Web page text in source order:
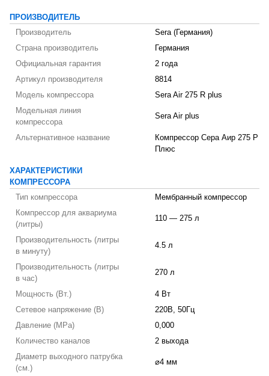
ПРОИЗВОДИТЕЛЬ
Производитель
Sera (Германия)
Страна производитель
Германия
Официальная гарантия
2 года
Артикул производителя
8814
Модель компрессора
Sera Air 275 R plus
Модельная линия
компрессора
Sera Air plus
Альтернативное название
Компрессор Сера Аир 275 Р
Плюс
ХАРАКТЕРИСТИКИ
КОМПРЕССОРА
Тип компрессора
Мембранный компрессор
Компрессор для аквариума
(литры)
110 — 275 л
Производительность (литры
в минуту)
4.5 л
Производительность (литры
в час)
270 л
Мощность (Вт.)
4 Вт
Сетевое напряжение (В)
220В, 50Гц
Давление (MPa)
0,000
Количество каналов
2 выхода
Диаметр выходного патрубка
(см.)
⌀4 мм